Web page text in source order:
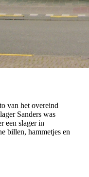
van het overeind
Sanders was
een slager in
billen, hammetjes en